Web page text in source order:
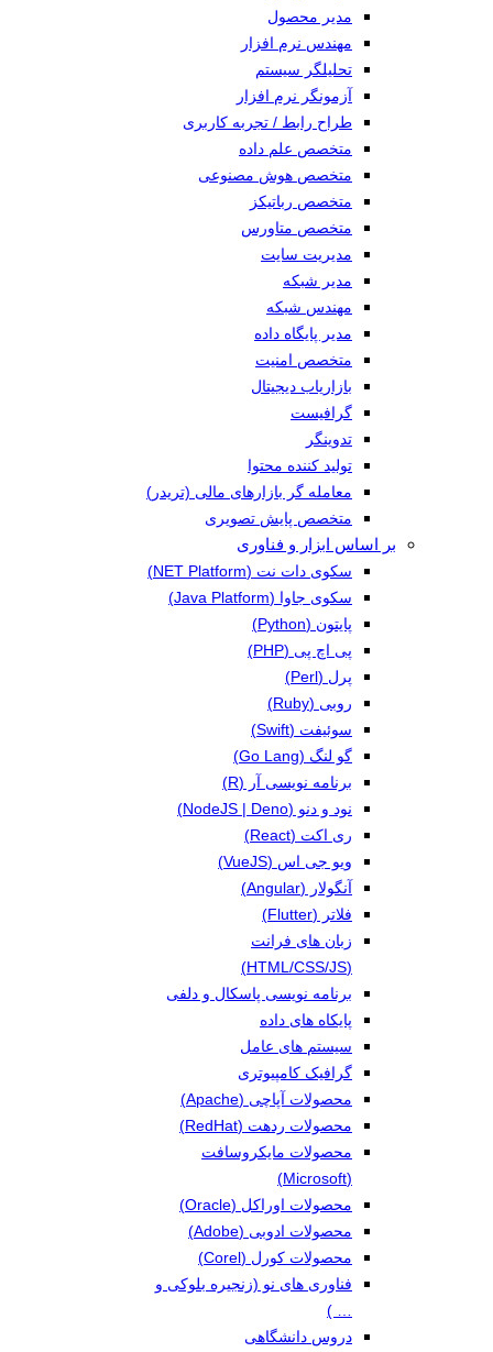
مدیر محصول
مهندس نرم افزار
تحلیلگر سیستم
آزمونگر نرم افزار
طراح رابط / تجربه کاربری
متخصص علم داده
متخصص هوش مصنوعی
متخصص رباتیکز
متخصص متاورس
مدیریت سایت
مدیر شبکه
مهندس شبکه
مدیر پایگاه داده
متخصص امنیت
بازاریاب دیجیتال
گرافیست
تدوینگر
تولید کننده محتوا
معامله گر بازارهای مالی (تریدر)
متخصص پایش تصویری
بر اساس ابزار و فناوری
سکوی دات نت (NET Platform)
سکوی جاوا (Java Platform)
پایتون (Python)
پی اچ پی (PHP)
پرل (Perl)
روبی (Ruby)
سوئیفت (Swift)
گو لنگ (Go Lang)
برنامه نویسی آر (R)
نود و دنو (NodeJS | Deno)
ری اکت (React)
ویو جی اس (VueJS)
آنگولار (Angular)
فلاتر (Flutter)
زبان های فرانت
(HTML/CSS/JS)
برنامه نویسی پاسکال و دلفی
پایکاه های داده
سیستم های عامل
گرافیک کامپیوتری
محصولات آپاچی (Apache)
محصولات ردهت (RedHat)
محصولات مایکروسافت
(Microsoft)
محصولات اوراکل (Oracle)
محصولات ادوبی (Adobe)
محصولات کورل (Corel)
فناوری های نو (زنجیره بلوکی و
… )
دروس دانشگاهی